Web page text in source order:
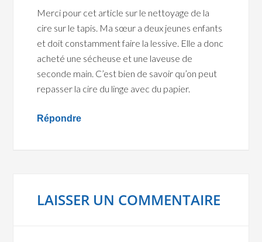
Merci pour cet article sur le nettoyage de la
cire sur le tapis. Ma sœur a deux jeunes enfants
et doit constamment faire la lessive. Elle a donc
acheté une sécheuse et une laveuse de
seconde main. C’est bien de savoir qu’on peut
repasser la cire du linge avec du papier.
Répondre
LAISSER UN COMMENTAIRE